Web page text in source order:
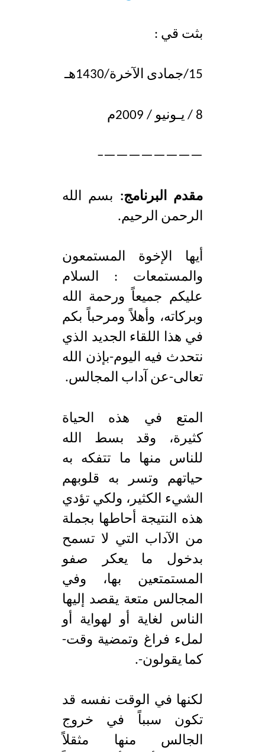
بثت قي :
15/جمادى الآخرة/1430هـ
8 / يـونيو / 2009م
————————–
مقدم البرنامج: بسم الله
الرحمن الرحيم.
أيها الإخوة المستمعون
والمستمعات : السلام
عليكم جميعاً ورحمة الله
وبركاته، وأهلاً ومرحباً بكم
في هذا اللقاء الجديد الذي
نتحدث فيه اليوم-بإذن الله
تعالى-عن آداب المجالس.
المتع في هذه الحياة
كثيرة، وقد بسط الله
للناس منها ما تتفكه به
حياتهم وتسر به قلوبهم
الشيء الكثير، ولكي تؤدي
هذه النتيجة أحاطها بجملة
من الآداب التي لا تسمح
بدخول ما يعكر صفو
المستمتعين بها، وفي
المجالس متعة يقصد إليها
الناس لغاية أو لهواية أو
لملء فراغ وتمضية وقت-
كما يقولون-.
لكنها في الوقت نفسه قد
تكون سبباً في خروج
الجالس منها مثقلاً